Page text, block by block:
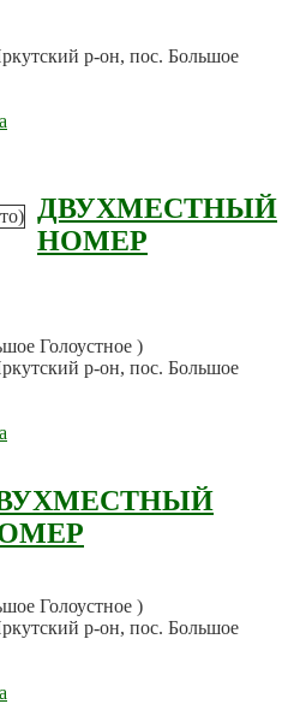
р-он, пос. Большое
ДВУХМЕСТНЫЙ
НОМЕР
Голоустное )
р-он, пос. Большое
Голоустное )
р-он, пос. Большое